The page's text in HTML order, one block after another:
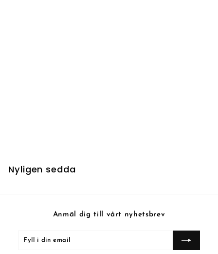
Nyligen sedda
Anmäl dig till vårt nyhetsbrev
Fyll
Prenumerera